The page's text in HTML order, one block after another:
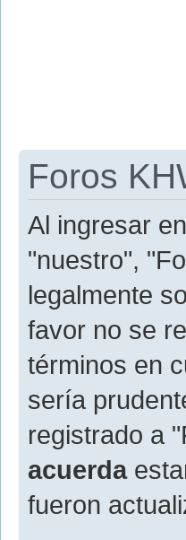
Foros
Al ingresar
"nuestro",
legalmente
favor no se
términos en
sería
registrado a
acuerda
fueron